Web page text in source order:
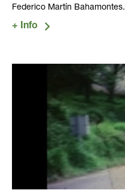
Federico Martín Bahamontes.